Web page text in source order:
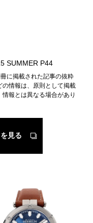
SUMMER P44
に掲載された記事の抜粋
情報は、原則として掲載
報とは異なる場合があり
見る